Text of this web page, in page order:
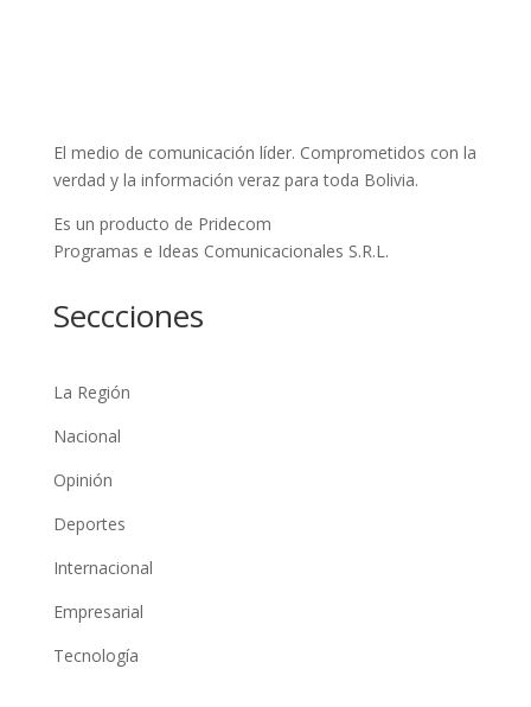
El medio de comunicación líder. Comprometidos con la
verdad y la información veraz para toda Bolivia.
Es un producto de Pridecom
Programas e Ideas Comunicacionales S.R.L.
Seccciones
La Región
Nacional
Opinión
Deportes
Internacional
Empresarial
Tecnología